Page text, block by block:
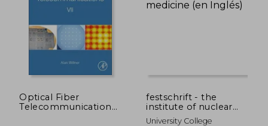
Optical Fiber
Telecommunications
festschrift - the
institute of nuclear
medicine (en Inglés)
University College